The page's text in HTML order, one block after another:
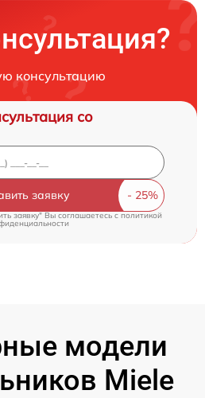
консультацию
со
заявку
заявку" Вы соглашаетесь cполитикой
модели
Miele